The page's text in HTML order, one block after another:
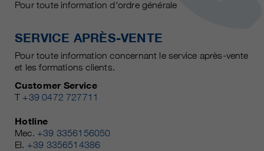
Pour toute information d'ordre générale
SERVICE APRÈS-VENTE
Pour toute information concernant le service après-vente
et les formations clients.
Customer Service
T +39 0472 727711
Hotline
Mec. +39 3356156050
El. +39 3356514386